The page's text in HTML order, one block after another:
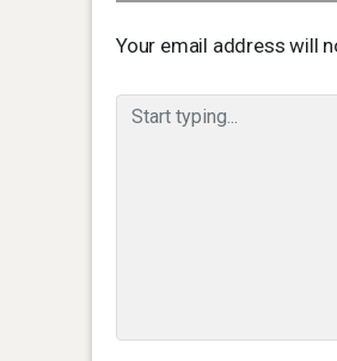
Your email address will